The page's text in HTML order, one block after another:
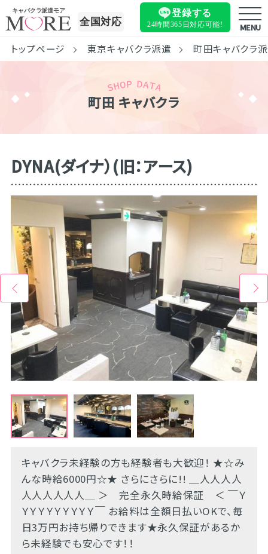
キャバクラ派遣モア
全国対応
登録する
24時間365日対応可能! MENU
トップページ 東京キャバクラ派遣 町田キャバクラ
町田 キャバクラ
DYNA(ダイナ）(旧：アース)
キャバクラ未経験の方も経験者も大歓迎！ ★☆み
んな時給6000円☆★ さらにさらに!! ＿人人人人
人人人人人人＿ ＞ 完全永久時給保証 ＜ ￣Ｙ
ＹＹＹＹＹＹＹＹＹ￣ お給料は全額日払いOKで、毎
日3万円お持ち帰りできます★永久保証があるか
ら未経験でも安心です！！